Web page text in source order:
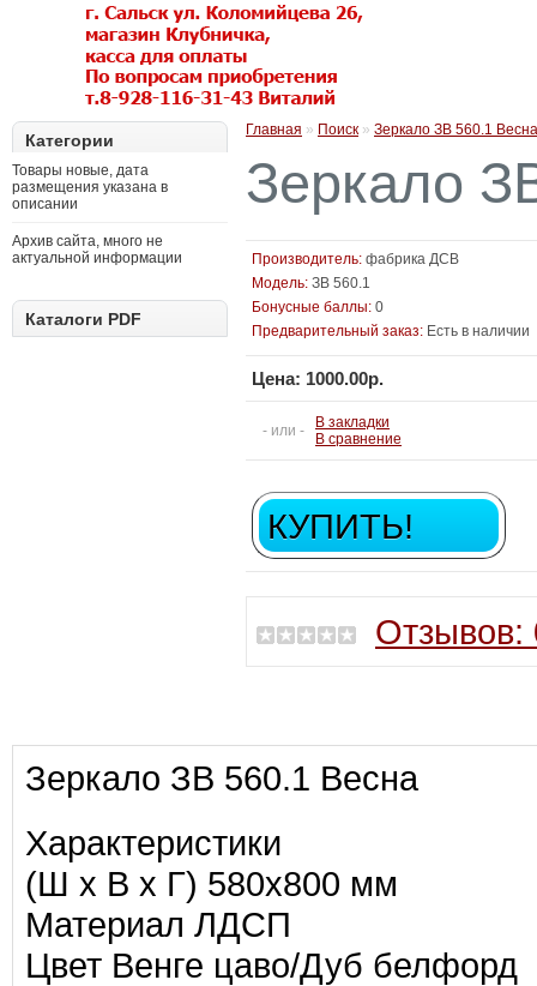
Категории
Товары новые, дата
размещения указана в
описании
Архив сайта, много не
актуальной информации
Каталоги PDF
Главная » Поиск » Зеркало ЗВ 560.1 Весна
Зеркало
Производитель: фабрика ДСВ
Модель: ЗВ 560.1
Бонусные баллы: 0
Предварительный заказ: Есть в наличии
Цена: 1000.00р.
- или -
В закладки
В сравнение
КУПИТЬ!
Отзывов:
Зеркало ЗВ 560.1 Весна
Характеристики
(Ш х В х Г) 580х800 мм
Материал ЛДСП
Цвет Венге цаво/Дуб белфорд